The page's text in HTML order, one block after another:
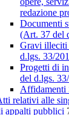
redazione
Documenti
(Art. 37 del
Gravi illeciti
d.lgs. 33/
Progetti di
del d.lgs.
Affidamenti
relativi alle
appalti pubblici